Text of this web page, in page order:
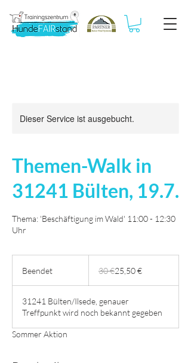
Dieser Service ist ausgebucht.
Themen-Walk in
31241 Bülten, 19.7.
Thema: 'Beschäftigung im Wald' 11:00 - 12:30
Uhr
Beendet
n
d
e
t
30 €25,50 €
31241 Bülten/Ilsede, genauer
Treffpunkt wird noch bekannt gegeben
Sommer Aktion